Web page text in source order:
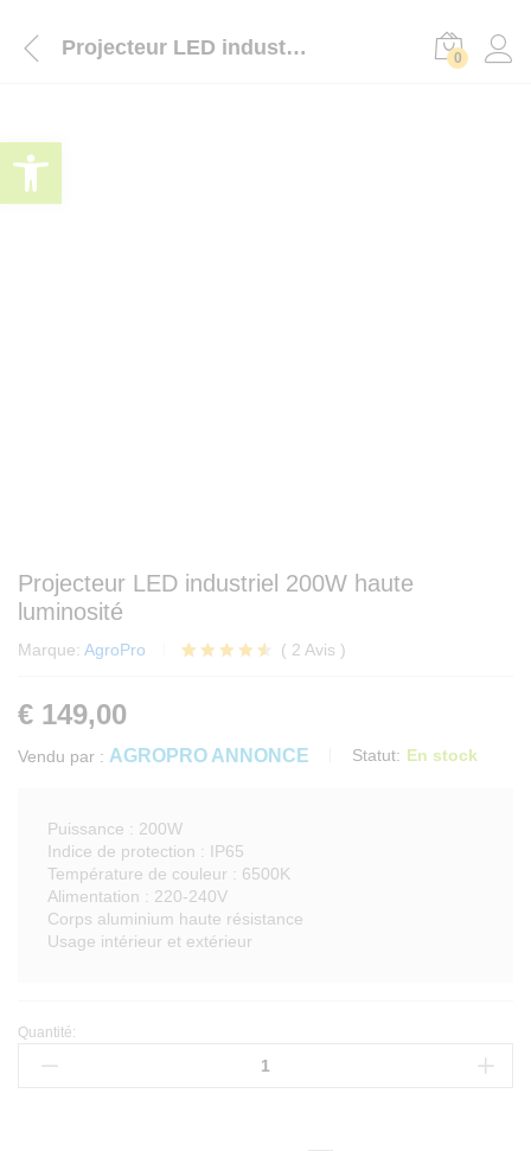
Projecteur LED industriel 200W haute luminosité 0
Projecteur LED industriel 200W haute
luminosité
Marque: AgroPro
notations
( 2 Avis )
€ 149,00
Vendu par : AGROPRO ANNONCE Statut: En stock
Puissance : 200W
Indice de protection : IP65
Température de couleur : 6500K
Alimentation : 220-240V
Corps aluminium haute résistance
Usage intérieur et extérieur
Projecteur
LED
Quantité:
Ouvrir la barre d’outils